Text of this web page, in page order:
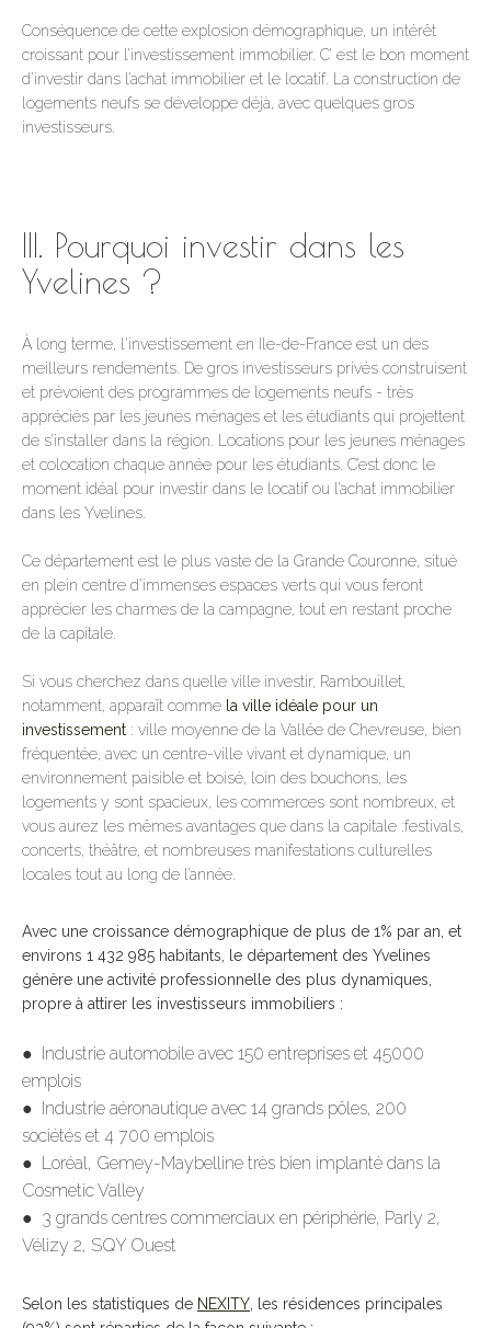
Conséquence de cette explosion démographique, un intérêt
croissant pour l’investissement immobilier. C’ est le bon moment
d’investir dans l’achat immobilier et le locatif. La construction de
logements neufs se développe déjà, avec quelques gros
investisseurs.
III. Pourquoi investir dans les
Yvelines ?
À long terme, l'investissement en Ile-de-France est un des
meilleurs rendements. De gros investisseurs privés construisent
et prévoient des programmes de logements neufs - très
appréciés par les jeunes ménages et les étudiants qui projettent
de s’installer dans la région. Locations pour les jeunes ménages
et colocation chaque année pour les étudiants. C’est donc le
moment idéal pour investir dans le locatif ou l’achat immobilier
dans les Yvelines.
Ce département est le plus vaste de la Grande Couronne, situé
en plein centre d’immenses espaces verts qui vous feront
apprécier les charmes de la campagne, tout en restant proche
de la capitale.
Si vous cherchez dans quelle ville investir, Rambouillet,
notamment, apparaît comme la ville idéale pour un
investissement : ville moyenne de la Vallée de Chevreuse, bien
fréquentée, avec un centre-ville vivant et dynamique, un
environnement paisible et boisé, loin des bouchons, les
logements y sont spacieux, les commerces sont nombreux, et
vous aurez les mêmes avantages que dans la capitale :festivals,
concerts, théâtre, et nombreuses manifestations culturelles
locales tout au long de l’année.
Avec une croissance démographique de plus de 1% par an, et
environs 1 432 985 habitants, le département des Yvelines
génère une activité professionnelle des plus dynamiques,
propre à attirer les investisseurs immobiliers :
● Industrie automobile avec 150 entreprises et 45000
emplois
● Industrie aéronautique avec 14 grands pôles, 200
sociétés et 4 700 emplois
● Loréal, Gemey-Maybelline très bien implanté dans la
Cosmetic Valley
● 3 grands centres commerciaux en périphérie, Parly 2,
Vélizy 2, SQY Ouest
Selon les statistiques de NEXITY , les résidences principales